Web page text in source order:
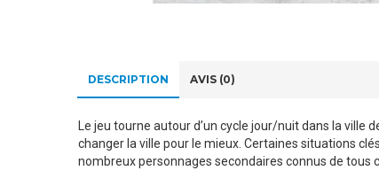
DESCRIPTION AVIS (0)
Le jeu tourne autour d’un cycle jour/nuit dans la
changer la ville pour le mieux. Certaines situations
nombreux personnages secondaires connus de tous